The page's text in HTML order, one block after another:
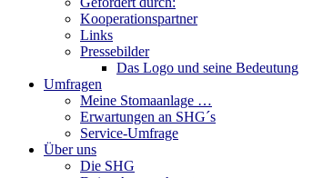
Kooperationspartner
Links
Pressebilder
Das Logo und seine Bedeutung
Umfragen
Meine Stomaanlage …
Erwartungen an SHG´s
Service-Umfrage
Über uns
Die SHG